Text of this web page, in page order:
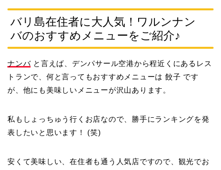
バリ島在住者に大人気！ワルンナン
バのおすすめメニューをご紹介♪
ナンバと言えば、デンパサール空港から程近くにあるレス
トランで、何と言ってもおすすめメニューは 餃子 です
が、他にも美味しいメニューが沢山あります。
私もしょっちゅう行くお店なので、勝手にランキングを発
表したいと思います！ (笑)
安くて美味しい、在住者も通う人気店ですので、観光でお